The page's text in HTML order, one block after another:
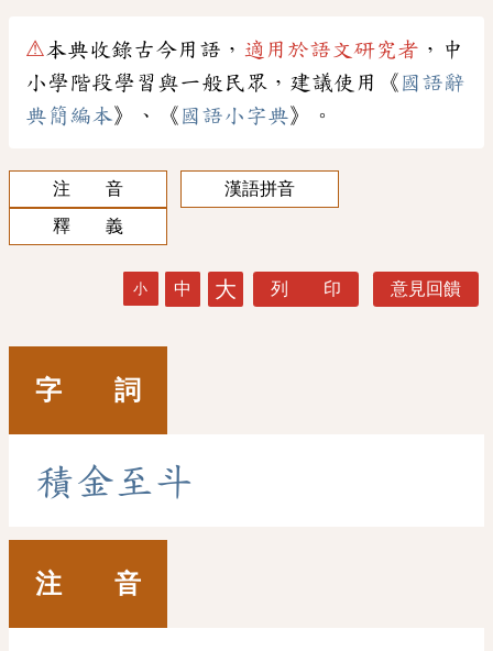
⚠本典收錄古今用語， 適用於語文研究者 ，中
小學階段學習與一般民眾，建議使用《 國語辭
典簡編本》、《 國語小字典》。
注 音
漢語拼音
釋 義
小 中 大 列 印 意見回饋
字 詞
積金 至 斗
注 音